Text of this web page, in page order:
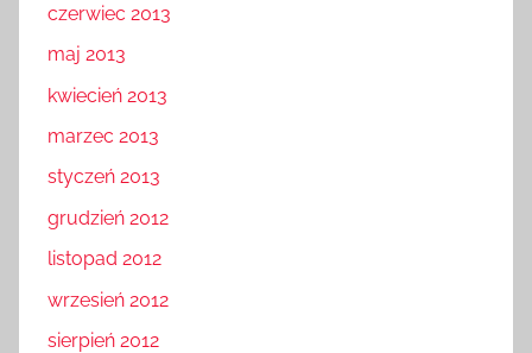
czerwiec 2013
maj 2013
kwiecień 2013
marzec 2013
styczeń 2013
grudzień 2012
listopad 2012
wrzesień 2012
sierpień 2012